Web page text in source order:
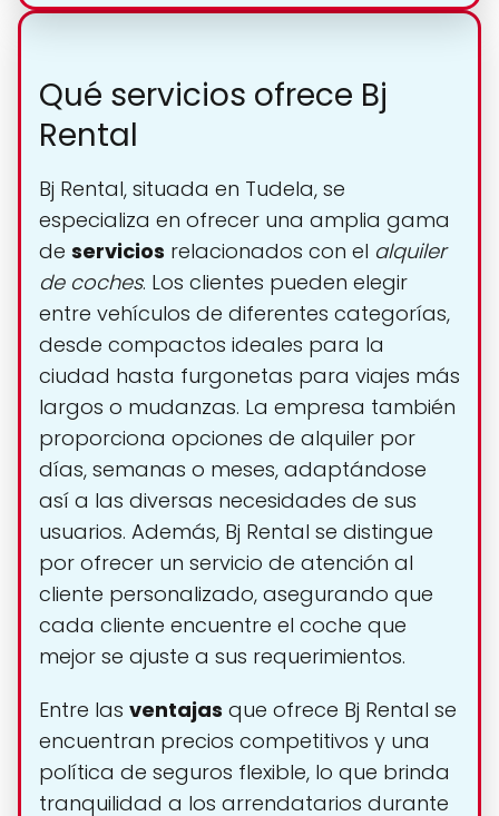
Qué servicios ofrece Bj
Rental
Bj Rental, situada en Tudela, se
especializa en ofrecer una amplia gama
de servicios relacionados con el alquiler
de coches. Los clientes pueden elegir
entre vehículos de diferentes categorías,
desde compactos ideales para la
ciudad hasta furgonetas para viajes más
largos o mudanzas. La empresa también
proporciona opciones de alquiler por
días, semanas o meses, adaptándose
así a las diversas necesidades de sus
usuarios. Además, Bj Rental se distingue
por ofrecer un servicio de atención al
cliente personalizado, asegurando que
cada cliente encuentre el coche que
mejor se ajuste a sus requerimientos.
Entre las ventajas que ofrece Bj Rental se
encuentran precios competitivos y una
política de seguros flexible, lo que brinda
tranquilidad a los arrendatarios durante